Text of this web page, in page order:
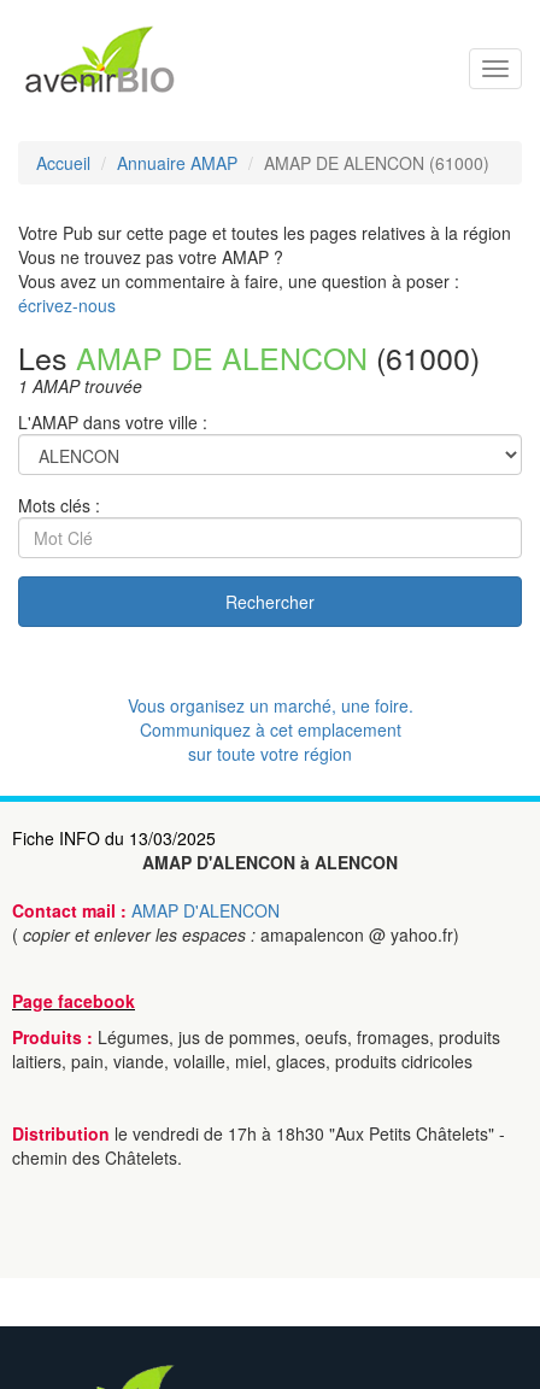
Accueil Annuaire AMAP AMAP DE ALENCON (61000)
Votre Pub sur cette page et toutes les pages relatives à la région
Vous ne trouvez pas votre AMAP ?
Vous avez un commentaire à faire, une question à poser :
écrivez-nous
Les AMAP DE ALENCON (61000)
1 AMAP trouvée
L'AMAP dans votre ville :
Mots clés :
Rechercher
Vous organisez un marché, une foire.
Communiquez à cet emplacement
sur toute votre région
Fiche INFO du 13/03/2025
AMAP D'ALENCON à ALENCON
Contact mail : AMAP D'ALENCON
( copier et enlever les espaces : amapalencon @ yahoo.fr)
Page facebook
Produits : Légumes, jus de pommes, oeufs, fromages, produits
laitiers, pain, viande, volaille, miel, glaces, produits cidricoles
Distribution le vendredi de 17h à 18h30 "Aux Petits Châtelets" -
chemin des Châtelets.